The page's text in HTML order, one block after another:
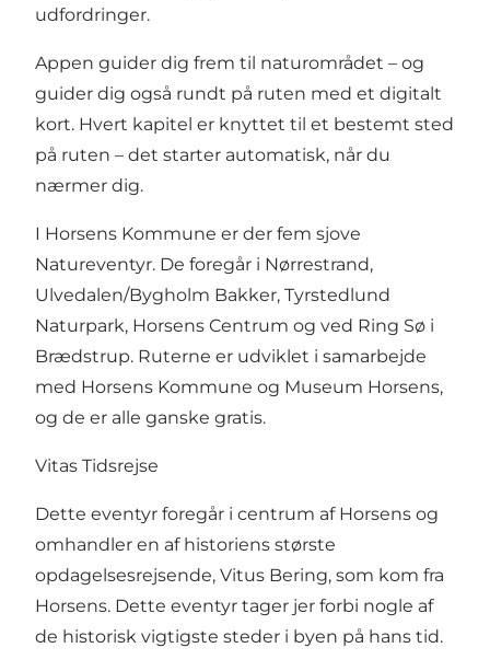
udfordringer.
Appen guider dig frem til naturområdet – og
guider dig også rundt på ruten med et digitalt
kort. Hvert kapitel er knyttet til et bestemt sted
på ruten – det starter automatisk, når du
nærmer dig.
I Horsens Kommune er der fem sjove
Natureventyr. De foregår i Nørrestrand,
Ulvedalen/Bygholm Bakker, Tyrstedlund
Naturpark, Horsens Centrum og ved Ring Sø i
Brædstrup. Ruterne er udviklet i samarbejde
med Horsens Kommune og Museum Horsens,
og de er alle ganske gratis.
Vitas Tidsrejse
Dette eventyr foregår i centrum af Horsens og
omhandler en af historiens største
opdagelsesrejsende, Vitus Bering, som kom fra
Horsens. Dette eventyr tager jer forbi nogle af
de historisk vigtigste steder i byen på hans tid.